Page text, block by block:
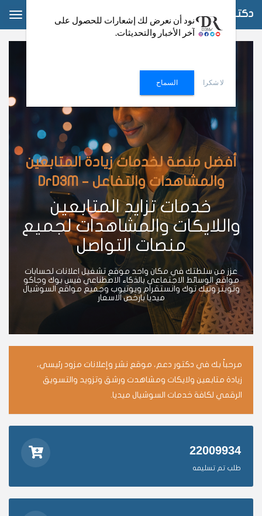
دكتور دعم
أفضل منصة لخدمات زيادة المتابعين
والمشاهدات والتفاعل – DrD3M
خدمات تزايد المتابعين
واللايكات والمشاهدات لجميع
منصات التواصل
عزز من سلطتك في مكان واحد موقع تشغيل اعلانات لحسابات
مواقع الوسائط الاجتماعي بالذكاء الاصطناعي فيس بوك وجاكو
وتويتر وتيك توك وانستقرام ويوتيوب وجميع مواقع السوشيال
ميديا بارخص الاسعار
مرحباً بك في دكتور دعم، موقع نشر وإعلانات مزود رئيسي،
زيادة متابعين ولايكات ومشاهدت ورشق وتزويد والتسويق
الرقمي لكافة خدمات السوشيال ميديا.
22009934
طلب تم تسليمه
نود أن نعرض لك إشعارات للحصول على
آخر الأخبار والتحديثات.
لا شكرا السماح